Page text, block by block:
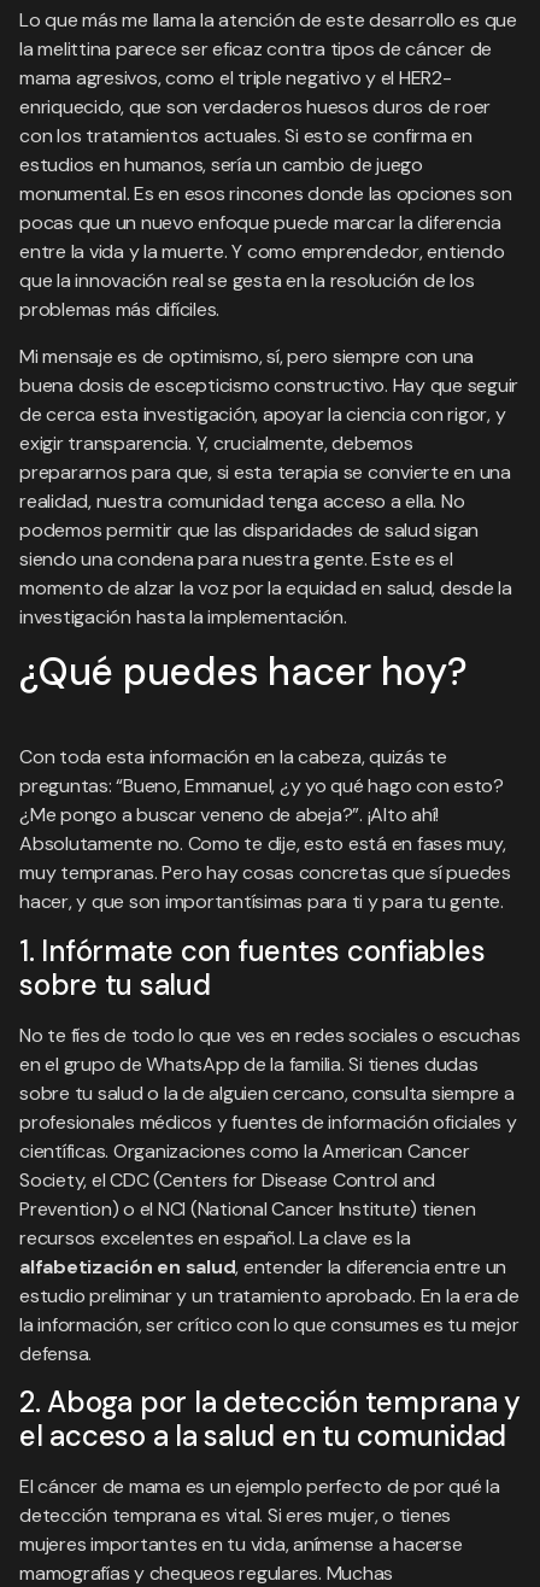
Lo que más me llama la atención de este desarrollo es que
la melittina parece ser eficaz contra tipos de cáncer de
mama agresivos, como el triple negativo y el HER2-
enriquecido, que son verdaderos huesos duros de roer
con los tratamientos actuales. Si esto se confirma en
estudios en humanos, sería un cambio de juego
monumental. Es en esos rincones donde las opciones son
pocas que un nuevo enfoque puede marcar la diferencia
entre la vida y la muerte. Y como emprendedor, entiendo
que la innovación real se gesta en la resolución de los
problemas más difíciles.
Mi mensaje es de optimismo, sí, pero siempre con una
buena dosis de escepticismo constructivo. Hay que seguir
de cerca esta investigación, apoyar la ciencia con rigor, y
exigir transparencia. Y, crucialmente, debemos
prepararnos para que, si esta terapia se convierte en una
realidad, nuestra comunidad tenga acceso a ella. No
podemos permitir que las disparidades de salud sigan
siendo una condena para nuestra gente. Este es el
momento de alzar la voz por la equidad en salud, desde la
investigación hasta la implementación.
¿Qué puedes hacer hoy?
Con toda esta información en la cabeza, quizás te
preguntas: “Bueno, Emmanuel, ¿y yo qué hago con esto?
¿Me pongo a buscar veneno de abeja?”. ¡Alto ahí!
Absolutamente no. Como te dije, esto está en fases muy,
muy tempranas. Pero hay cosas concretas que sí puedes
hacer, y que son importantísimas para ti y para tu gente.
1. Infórmate con fuentes confiables
sobre tu salud
No te fíes de todo lo que ves en redes sociales o escuchas
en el grupo de WhatsApp de la familia. Si tienes dudas
sobre tu salud o la de alguien cercano, consulta siempre a
profesionales médicos y fuentes de información oficiales y
científicas. Organizaciones como la American Cancer
Society, el CDC (Centers for Disease Control and
Prevention) o el NCI (National Cancer Institute) tienen
recursos excelentes en español. La clave es la
alfabetización en salud, entender la diferencia entre un
estudio preliminar y un tratamiento aprobado. En la era de
la información, ser crítico con lo que consumes es tu mejor
defensa.
2. Aboga por la detección temprana y
el acceso a la salud en tu comunidad
El cáncer de mama es un ejemplo perfecto de por qué la
detección temprana es vital. Si eres mujer, o tienes
mujeres importantes en tu vida, anímense a hacerse
mamografías y chequeos regulares. Muchas